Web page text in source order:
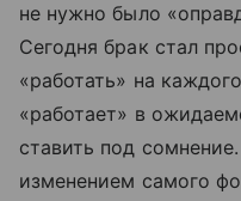
не нужно было
Сегодня брак стал
«работать» на
«работает» в
ставить под
изменением самого